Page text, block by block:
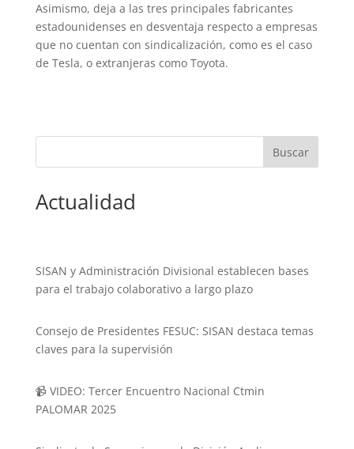
Asimismo, deja a las tres principales fabricantes
estadounidenses en desventaja respecto a empresas
que no cuentan con sindicalización, como es el caso
de Tesla, o extranjeras como Toyota.
Actualidad
SISAN y Administración Divisional establecen bases
para el trabajo colaborativo a largo plazo
Consejo de Presidentes FESUC: SISAN destaca temas
claves para la supervisión
📹 VIDEO: Tercer Encuentro Nacional Ctmin
PALOMAR 2025